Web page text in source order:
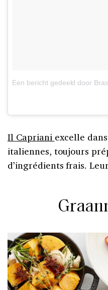
Een bericht gedeeld door
Il Capriani excelle
italiennes, toujours
d’ingrédients frais.